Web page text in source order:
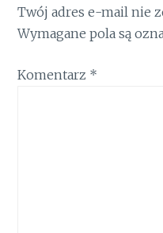
Twój adres e-mail nie
Wymagane pola są
Komentarz *